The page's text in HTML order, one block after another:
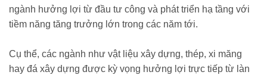
ngành hưởng lợi từ đầu tư công và phát triển hạ tầng với
tiềm năng tăng trưởng lớn trong các năm tới.
Cụ thể, các ngành như vật liệu xây dựng, thép, xi măng
hay đá xây dựng được kỳ vọng hưởng lợi trực tiếp từ làn